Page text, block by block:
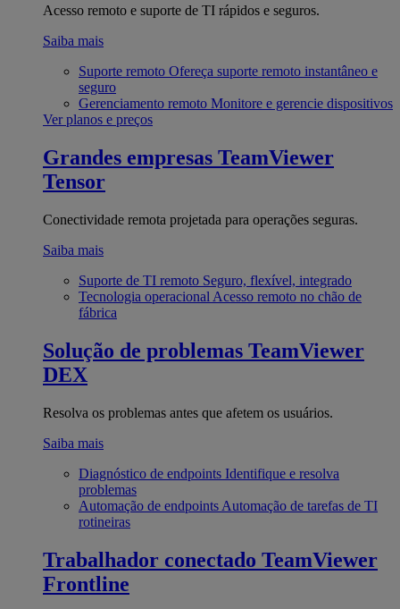
Acesso remoto e suporte de TI rápidos e seguros.
Saiba mais
Suporte remoto Ofereça suporte remoto instantâneo e
seguro
Gerenciamento remoto Monitore e gerencie dispositivos
Ver planos e preços
Grandes empresas TeamViewer
Tensor
Conectividade remota projetada para operações seguras.
Saiba mais
Suporte de TI remoto Seguro, flexível, integrado
Tecnologia operacional Acesso remoto no chão de
fábrica
Solução de problemas TeamViewer
DEX
Resolva os problemas antes que afetem os usuários.
Saiba mais
Diagnóstico de endpoints Identifique e resolva
problemas
Automação de endpoints Automação de tarefas de TI
rotineiras
Trabalhador conectado TeamViewer
Frontline